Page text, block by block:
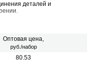
деталей и
Оптовая цена,
руб./набор
80.53